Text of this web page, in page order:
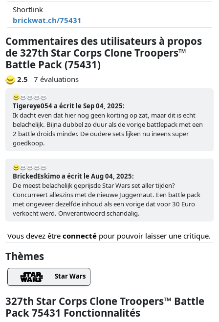
Shortlink
brickwat.ch/75431
Commentaires des utilisateurs à propos
de 327th Star Corps Clone Troopers™
Battle Pack (75431)
2.5 7 évaluations
Tigereye054 a écrit le Sep 04, 2025:
Ik dacht even dat hier nog geen korting op zat, maar dit is echt
belachelijk. Bijna dubbel zo duur als de vorige battlepack met een
2 battle droids minder. De oudere sets lijken nu ineens super
goedkoop.
BrickedEskimo a écrit le Aug 04, 2025:
De meest belachelijk geprijsde Star Wars set aller tijden?
Concurreert alleszins met de nieuwe Juggernaut. Een battle pack
met ongeveer dezelfde inhoud als een vorige dat voor 30 Euro
verkocht werd. Onverantwoord schandalig.
Vous devez être connecté pour pouvoir laisser une critique.
Thèmes
Star Wars
327th Star Corps Clone Troopers™ Battle
Pack 75431 Fonctionnalités